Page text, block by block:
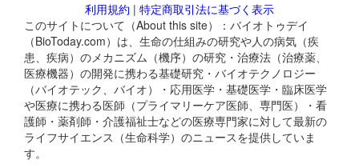
利用規約 | 特定商取引法に基づく表示
このサイトについて（About this site）：バイオトゥデイ
（BioToday.com）は、生命の仕組みの研究や人の病気（疾
患、疾病）のメカニズム（機序）の研究・治療法（治療薬、
医療機器）の開発に携わる基礎研究・バイオテクノロジー
（バイオテック、バイオ）・応用医学・基礎医学・臨床医学
や医療に携わる医師（プライマリーケア医師、専門医）・看
護師・薬剤師・介護福祉士などの医療専門家に対して最新の
ライフサイエンス（生命科学）のニュースを提供していま
す。